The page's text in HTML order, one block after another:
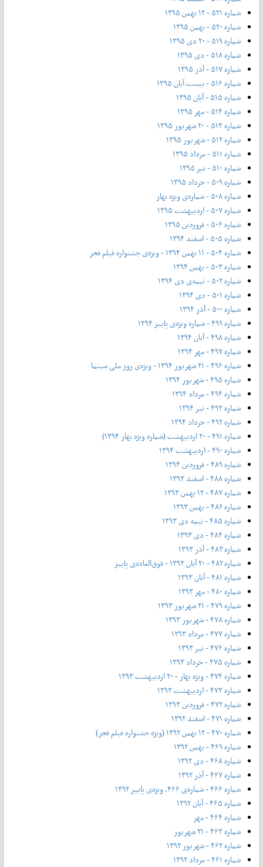
شماره ۵۲۱ - ۱۲ بهمن ۱۳۹۵
شماره ۵۲۰ - بهمن ۱۳۹۵
شماره ۵۱۹ - ۲۰ دی ۱۳۹۵
شماره ۵۱۸ - دی ۱۳۹۵
شماره ۵۱۷ - آذر ۱۳۹۵
شماره ۵۱۶ - بیست آبان ۱۳۹۵
شماره ۵۱۵ - آبان ۱۳۹۵
شماره ۵۱۴ - مهر ۱۳۹۵
شماره ۵۱۳ - ۲۰ شهریور ۱۳۹۵
شماره ۵۱۲ - شهریور ۱۳۹۵
شماره ۵۱۱ - مرداد ۱۳۹۵
شماره ۵۱۰ - تیر ۱۳۹۵
شماره ۵۰۹ - خرداد ۱۳۹۵
شماره ۵۰۸ - شماره‌ی ویژه بهار
شماره ۵۰۷ - اردیبهشت ۱۳۹۵
شماره ۵۰۶ - فروردین ۱۳۹۵
شماره ۵۰۵ - اسفند ۱۳۹۴
شماره ۵۰۴ - ۱۱ بهمن ۱۳۹۴ - ویژه‌ی جشنواره فیلم فجر
شماره ۵۰۳ - بهمن ۱۳۹۴
شماره ۵۰۲ - نیمه‌ی دی ۱۳۹۴
شماره ۵۰۱ - دی ۱۳۹۴
شماره ۵۰۰ - آذر ۱۳۹۴
شماره ۴۹۹ - شماره ویژه‌ی پاییز ۱۳۹۴
شماره ۴۹۸ - آبان ۱۳۹۴
شماره ۴۹۷ - مهر ۱۳۹۴
شماره ۴۹۶ - ۲۱ شهریور ۱۳۹۴ - ویژه‌ی روز ملی سینما
شماره ۴۹۵ - شهریور ۱۳۹۴
شماره ۴۹۴ - مرداد ۱۳۹۴
شماره ۴۹۳ - تیر ۱۳۹۴
شماره ۴۹۲ - خرداد ۱۳۹۴
شماره ۴۹۱ - ۲۰ اردیبهشت (شماره ویژه بهار ۱۳۹۴)
شماره ۴۹۰ - اردیبهشت ۱۳۹۴
شماره ۴۸۹ - فروردین ۱۳۹۴
شماره ۴۸۸ - اسفند ۱۳۹۳
شماره ۴۸۷ - ۱۲ بهمن ۱۳۹۳
شماره ۴۸۶ - بهمن ۱۳۹۳
شماره ۴۸۵ - نیمه دی ۱۳۹۳
شماره ۴۸۴ - دی ۱۳۹۳
شماره ۴۸۳ - آذر ۱۳۹۳
شماره ۴۸۲ - ۲۰ آبان ۱۳۹۳ - فوق‌العاده‌ی پاییز
شماره ۴۸۱ - آبان ۱۳۹۳
شماره ۴۸۰ - مهر ۱۳۹۳
شماره ۴۷۹ - ۲۱ شهریور ۱۳۹۳
شماره ۴۷۸ - شهریور ۱۳۹۳
شماره ۴۷۷ - مرداد ۱۳۹۳
شماره ۴۷۶ - تیر ۱۳۹۳
شماره ۴۷۵ - خرداد ۱۳۹۳
شماره ۴۷۴ - ویژه بهار - ۲۰ اردیبهشت ۱۳۹۳
شماره ۴۷۳ - اردیبهشت ۱۳۹۳
شماره ۴۷۲ - فروردین ۱۳۹۳
شماره ۴۷۱ - اسفند ۱۳۹۲
شماره ۴۷۰ - ۱۲ بهمن ۱۳۹۲ (ویژه جشنواره فیلم فجر)
شماره ۴۶۹ - بهمن ۱۳۹۲
شماره ۴۶۸ - دی ۱۳۹۲
شماره ۴۶۷ - آذر ۱۳۹۲
شماره ۴۶۶ - شماره‌ی ۴۶۶، ویژه‌ی پاییز ۱۳۹۲
شماره ۴۶۵ - آبان ۱۳۹۲
شماره ۴۶۴ - مهر
شماره ۴۶۳ - ۲۱ شهریور
شماره ۴۶۲ - شهریور ۱۳۹۲
شماره ۴۶۱ - مرداد ۱۳۹۲